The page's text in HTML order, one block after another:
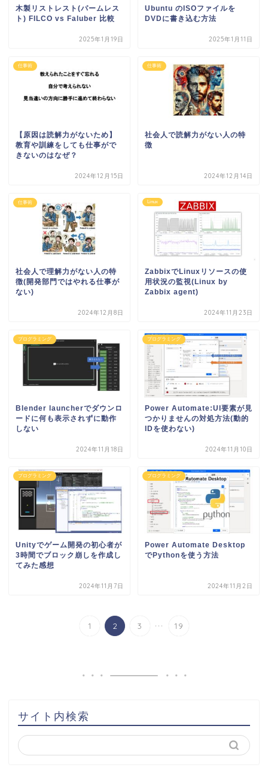
木製リストレスト(パームレス
ト) FILCO vs Faluber 比較
2025年1月19日
Ubuntu のISOファイルを
DVDに書き込む方法
2025年1月11日
仕事術
【原因は読解力がないため】
教育や訓練をしても仕事がで
きないのはなぜ？
2024年12月15日
仕事術
社会人で読解力がない人の特
徴
2024年12月14日
仕事術
社会人で理解力がない人の特
徴(開発部門ではやれる仕事が
ない)
2024年12月8日
Linux
ZabbixでLinuxリソースの使
用状況の監視(Linux by
Zabbix agent)
2024年11月23日
プログラミング
Blender launcherでダウンロ
ードに何も表示されずに動作
しない
2024年11月18日
プログラミング
Power Automate:UI要素が見
つかりませんの対処方法(動的
IDを使わない)
2024年11月10日
プログラミング
Unityでゲーム開発の初心者が
3時間でブロック崩しを作成し
てみた感想
2024年11月7日
プログラミング
Power Automate Desktop
でPythonを使う方法
2024年11月2日
1 2 3 ... 19
サイト内検索